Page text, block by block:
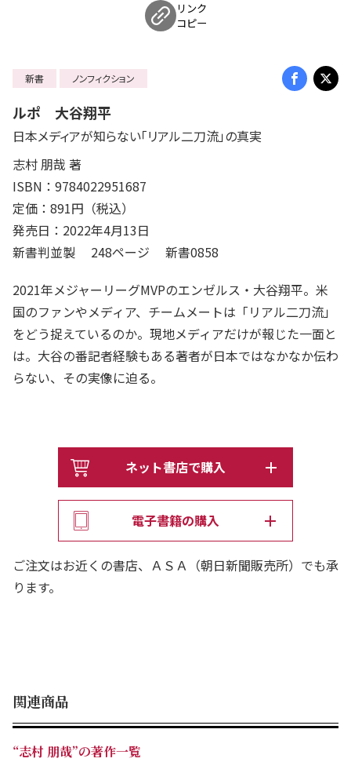
リンク
コピー
新書 ノンフィクション
ルポ 大谷翔平
日本メディアが知らない「リアル二刀流」の真実
志村 朋哉 著
ISBN：9784022951687
定価：891円（税込）
発売日：2022年4月13日
新書判並製 248ページ 新書0858
2021年メジャーリーグMVPのエンゼルス・大谷翔平。米
国のファンやメディア、チームメートは「リアル二刀流」
をどう捉えているのか。現地メディアだけが報じた一面と
は。大谷の番記者経験もある著者が日本ではなかなか伝わ
らない、その実像に迫る。
ネット書店で購入
電子書籍の購入
ご注文はお近くの書店、ＡＳＡ（朝日新聞販売所）でも承
ります。
関連商品
“志村 朋哉”の著作一覧